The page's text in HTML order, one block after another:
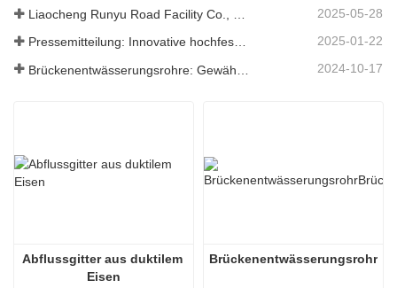
2025-05-28
Pressemitteilung: Innovative hochfeste Entwässerungsroste – Erhöhung der Sicherheit und Effizienz der städtischen Infrastruktur 2025-01-22
2024-10-17
Abflussgitter aus duktilem
Eisen
Brückenentwässerungsrohr